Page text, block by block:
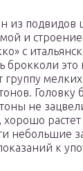
из подвидов
и
с
брокколи
группу
Головку
не
хорошо
небольшие
к